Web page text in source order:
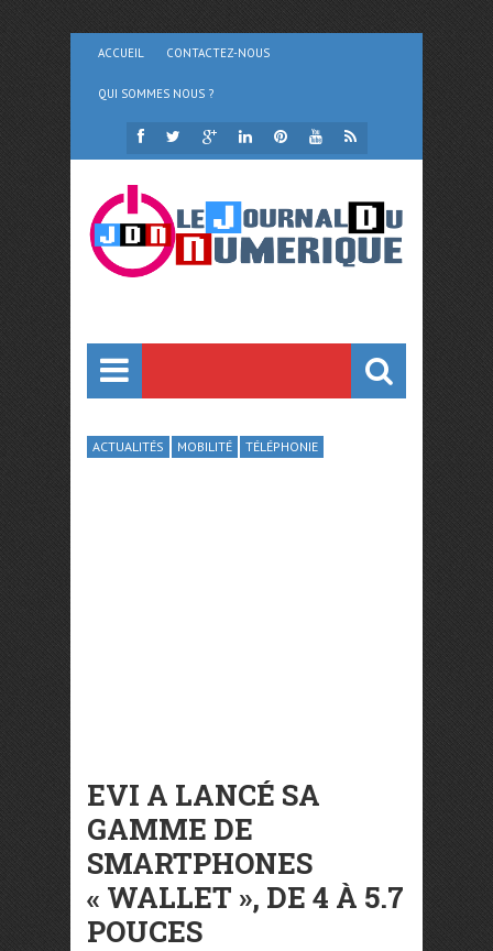
ACCUEIL CONTACTEZ-NOUS
QUI SOMMES NOUS ?
ACTUALITÉS MOBILITÉ TÉLÉPHONIE
EVI A LANCÉ SA
GAMME DE
SMARTPHONES
« WALLET », DE 4 À 5.7
POUCES